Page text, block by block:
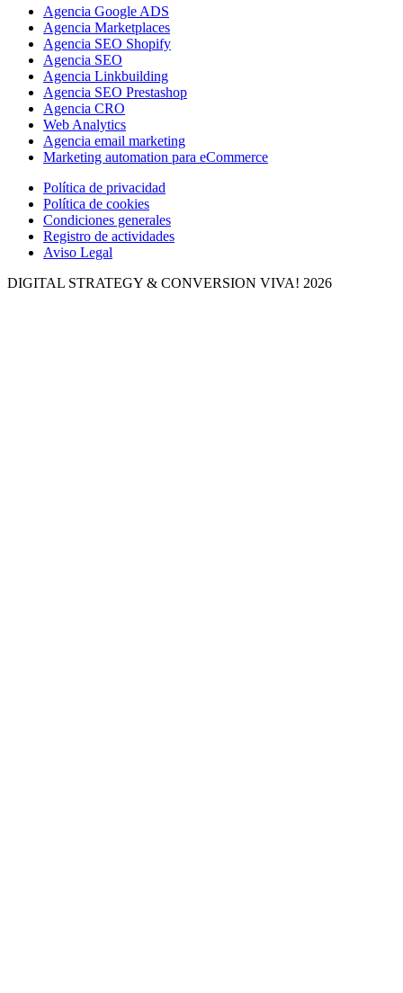
Agencia Google ADS
Agencia Marketplaces
Agencia SEO Shopify
Agencia SEO
Agencia Linkbuilding
Agencia SEO Prestashop
Agencia CRO
Web Analytics
Agencia email marketing
Marketing automation para eCommerce
Política de privacidad
Política de cookies
Condiciones generales
Registro de actividades
Aviso Legal
DIGITAL STRATEGY & CONVERSION VIVA! 2026